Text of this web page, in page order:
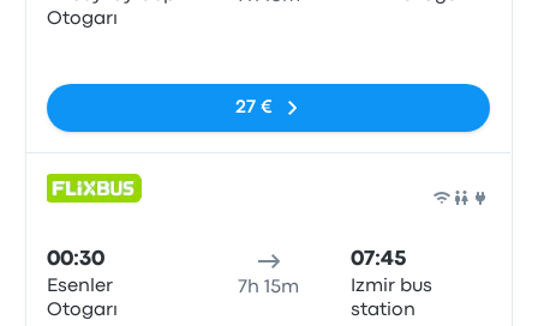
Otogarı
27 €
00:30
Esenler
Otogarı
7h 15m
07:45
Izmir bus
station